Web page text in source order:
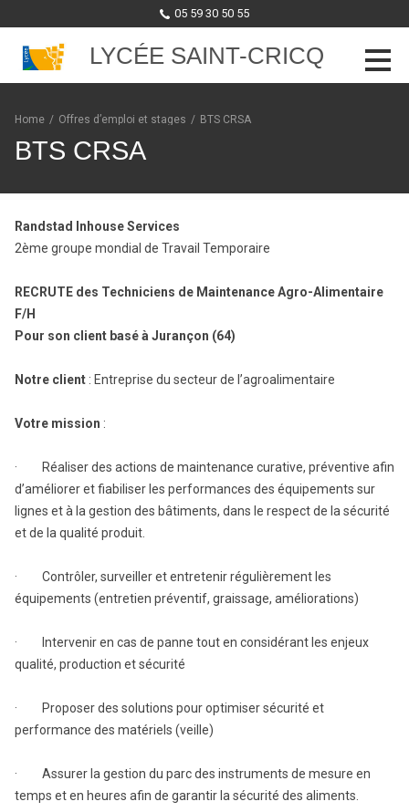
05 59 30 50 55
LYCÉE SAINT-CRICQ
Skip to content
Home / Offres d’emploi et stages / BTS CRSA
BTS CRSA
Randstad Inhouse Services
2ème groupe mondial de Travail Temporaire
RECRUTE des Techniciens de Maintenance Agro-Alimentaire
F/H
Pour son client basé à Jurançon (64)
Notre client : Entreprise du secteur de l’agroalimentaire
Votre mission :
· Réaliser des actions de maintenance curative, préventive afin
d’améliorer et fiabiliser les performances des équipements sur
lignes et à la gestion des bâtiments, dans le respect de la sécurité
et de la qualité produit.
· Contrôler, surveiller et entretenir régulièrement les
équipements (entretien préventif, graissage, améliorations)
· Intervenir en cas de panne tout en considérant les enjeux
qualité, production et sécurité
· Proposer des solutions pour optimiser sécurité et
performance des matériels (veille)
· Assurer la gestion du parc des instruments de mesure en
temps et en heures afin de garantir la sécurité des aliments.